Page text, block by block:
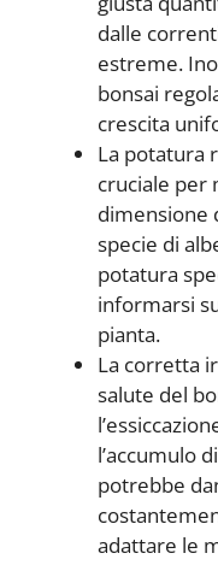
dalle
estreme.
bonsai
crescita
La potatura
cruciale per
dimensione
specie di
potatura
informarsi
pianta.
La corretta
salute del
l’accumulo
potrebbe
adattare le